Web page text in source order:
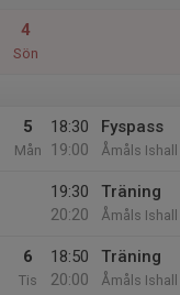
4
Sön
5
Mån
18:30
19:00
Fyspass
Åmåls Ishall
19:30
20:20
Träning
Åmåls Ishall
6
Tis
18:50
20:00
Träning
Åmåls Ishall